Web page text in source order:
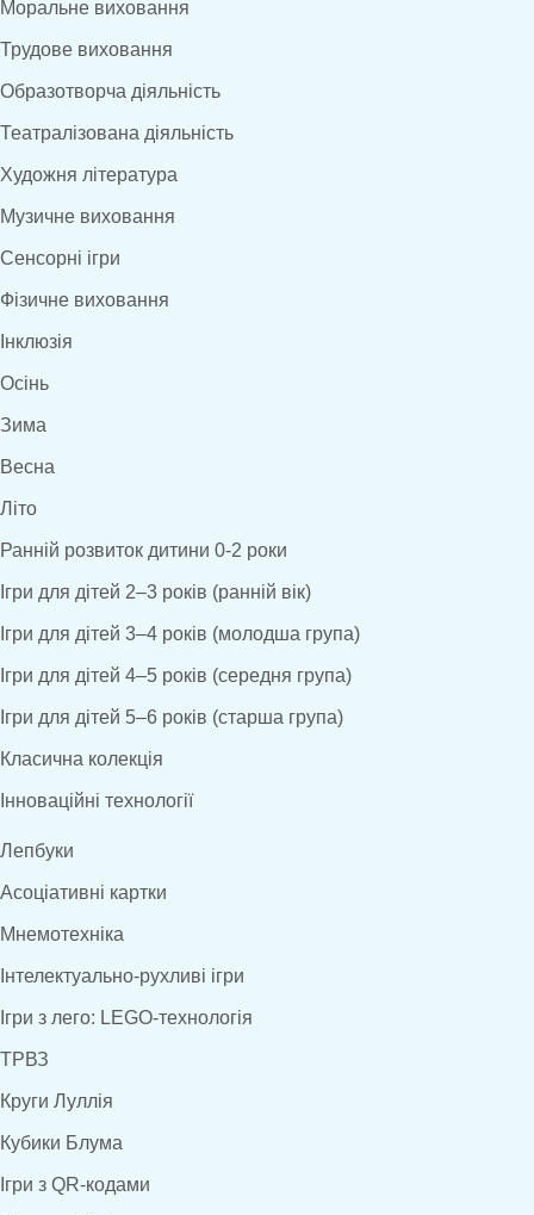
Моральне виховання
Трудове виховання
Образотворча діяльність
Театралізована діяльність
Художня література
Музичне виховання
Сенсорні ігри
Фізичне виховання
Інклюзія
Осінь
Зима
Весна
Літо
Ранній розвиток дитини 0-2 роки
Ігри для дітей 2–3 років (ранній вік)
Ігри для дітей 3–4 років (молодша група)
Ігри для дітей 4–5 років (середня група)
Ігри для дітей 5–6 років (старша група)
Класична колекція
Інноваційні технології
Лепбуки
Асоціативні картки
Мнемотехніка
Інтелектуально-рухливі ігри
Ігри з лего: LEGO-технологія
ТРВЗ
Круги Луллія
Кубики Блума
Ігри з QR-кодами